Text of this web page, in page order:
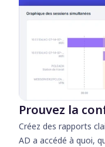
Prouvez la
Créez des rapports
AD a accédé à quoi,